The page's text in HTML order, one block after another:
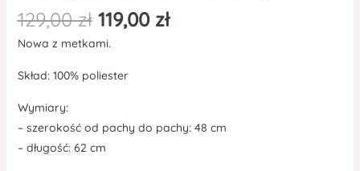
129,00zł 119,00 zł
Nowa z metkami.
Skład: 100% poliester
Wymiary:
– szerokość od pachy do pachy: 48 cm
– długość: 62 cm